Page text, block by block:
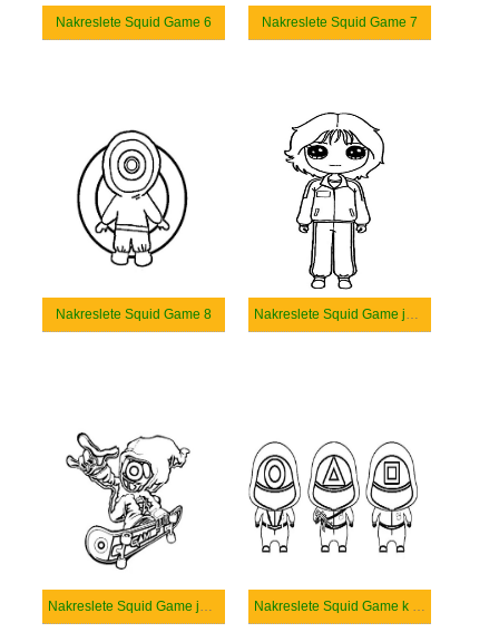
Nakreslete Squid Game 6 Nakreslete Squid Game 7
Nakreslete Squid Game 8 Nakreslete Squid Game jednoduché
Nakreslete Squid Game jednoduchý u dětí Nakreslete Squid Game k vytisknutí zdarma